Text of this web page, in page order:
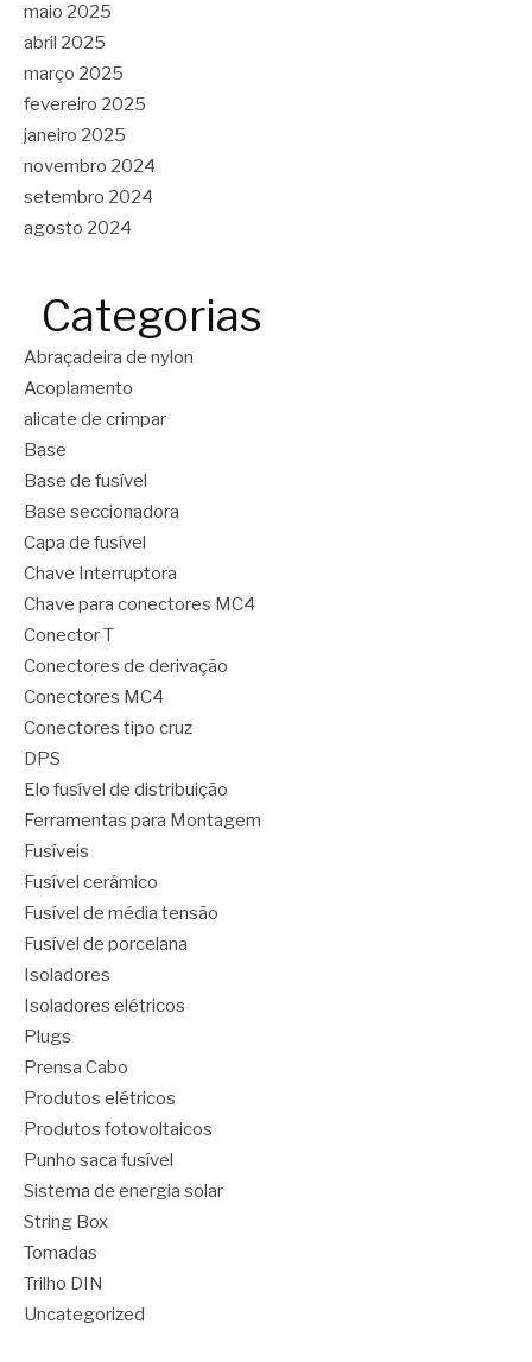
maio 2025
abril 2025
março 2025
fevereiro 2025
janeiro 2025
novembro 2024
setembro 2024
agosto 2024
Categorias
Abraçadeira de nylon
Acoplamento
alicate de crimpar
Base
Base de fusível
Base seccionadora
Capa de fusível
Chave Interruptora
Chave para conectores MC4
Conector T
Conectores de derivação
Conectores MC4
Conectores tipo cruz
DPS
Elo fusível de distribuição
Ferramentas para Montagem
Fusíveis
Fusível cerâmico
Fusível de média tensão
Fusível de porcelana
Isoladores
Isoladores elétricos
Plugs
Prensa Cabo
Produtos elétricos
Produtos fotovoltaicos
Punho saca fusível
Sistema de energia solar
String Box
Tomadas
Trilho DIN
Uncategorized